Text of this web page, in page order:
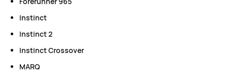
Instinct
Instinct 2
Instinct Crossover
MARQ